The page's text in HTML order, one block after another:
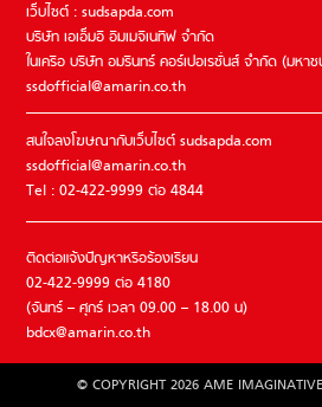
เว็บไซต์ : sudsapda.com
บริษัท เอเอ็มอี อิมเมจิเนทีฟ จำกัด
ในเครือ บริษัท อมรินทร์ คอร์เปอเรชั่นส์ จำกัด (มหา
ssdofficial@amarin.co.th
สนใจลงโฆษณากับเว็บไซต์ sudsapda.com
ssdofficial@amarin.co.th
Tel : 02-422-9999 ต่อ 4844
ติดต่อแจ้งปัญหาหรือร้องเรียน
02-422-9999 ต่อ 4180
(จันทร์ – ศุกร์ เวลา 09.00 – 18.00 น)
bdcx@amarin.co.th
© COPYRIGHT 2026 AME